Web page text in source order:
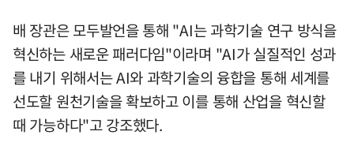
배 장관은 모두발언을 통해 "AI는 과학기술 연구 방식을
혁신하는 새로운 패러다임"이라며 "AI가 실질적인 성과
를 내기 위해서는 AI와 과학기술의 융합을 통해 세계를
선도할 원천기술을 확보하고 이를 통해 산업을 혁신할
때 가능하다"고 강조했다.